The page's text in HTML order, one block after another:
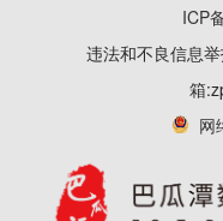
ICP
违法和不良信息
箱
网